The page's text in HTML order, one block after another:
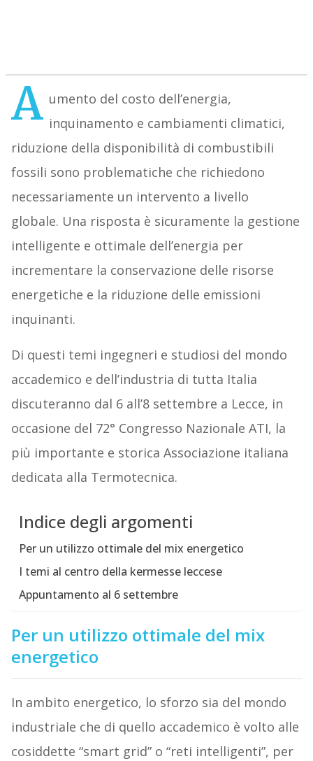
A umento del costo dell’energia,
inquinamento e cambiamenti climatici,
riduzione della disponibilità di combustibili
fossili sono problematiche che richiedono
necessariamente un intervento a livello
globale. Una risposta è sicuramente la gestione
intelligente e ottimale dell’energia per
incrementare la conservazione delle risorse
energetiche e la riduzione delle emissioni
inquinanti.
Di questi temi ingegneri e studiosi del mondo
accademico e dell’industria di tutta Italia
discuteranno dal 6 all’8 settembre a Lecce, in
occasione del 72° Congresso Nazionale ATI, la
più importante e storica Associazione italiana
dedicata alla Termotecnica.
Indice degli argomenti
Per un utilizzo ottimale del mix energetico
I temi al centro della kermesse leccese
Appuntamento al 6 settembre
Per un utilizzo ottimale del mix
energetico
In ambito energetico, lo sforzo sia del mondo
industriale che di quello accademico è volto alle
cosiddette “smart grid” o “reti intelligenti”, per